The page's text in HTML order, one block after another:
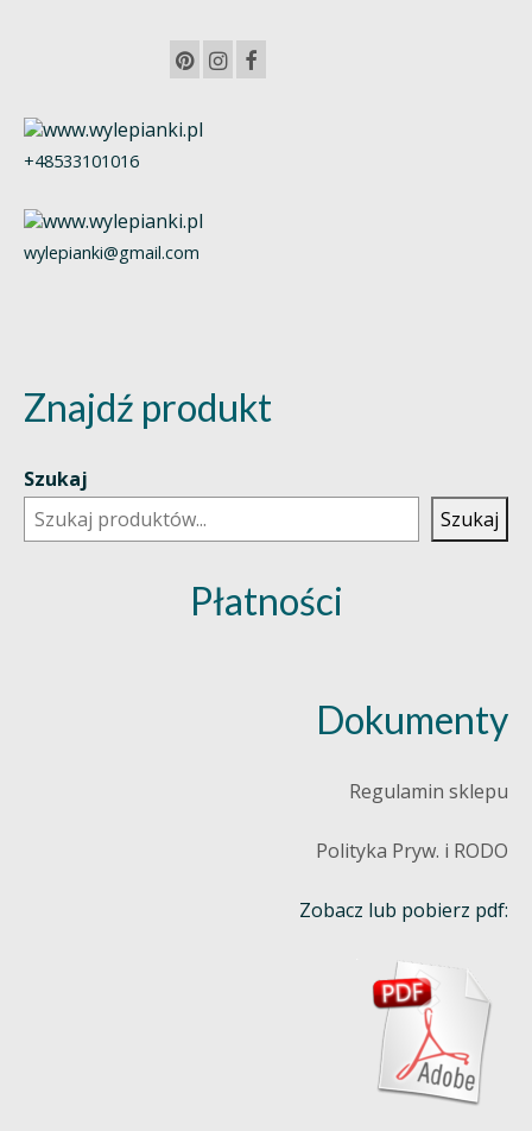
+48533101016
wylepianki@gmail.com
Znajdź produkt
Szukaj
Szukaj
Płatności
Dokumenty
Regulamin sklepu
Polityka Pryw. i RODO
Zobacz lub pobierz pdf: